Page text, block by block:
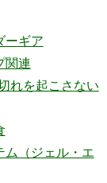
ーギア
関連
れを起こさない
ム（ジェル・エ